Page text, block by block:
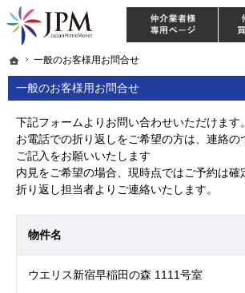
ホーム
一般のお客様用お問合せ
一般のお客様用お問合せ
東京・神奈川・埼玉・千葉のリノベーション住宅や中
【物件買取強化中！】リノベーション住宅・不動産・中
下記フォームよりお問い合わせいただけます。
お電話での折り返しをご希望の方は、連絡の
ご記入をお願いいたします
内見をご希望の場合、現時点ではご予約は確
折り返し担当者よりご連絡いたします。
物件名
ウエリス新宿早稲田の森 1111号室
ホーム
一般のお客様用お問合せ